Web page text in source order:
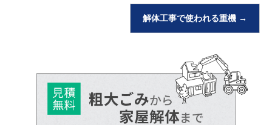
解体工事で使われる重機 →